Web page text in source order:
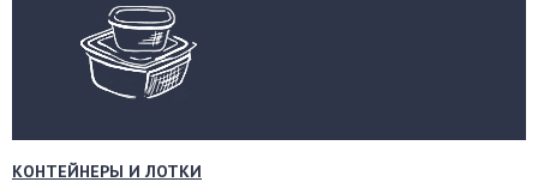
КОНТЕЙНЕРЫ И ЛОТКИ